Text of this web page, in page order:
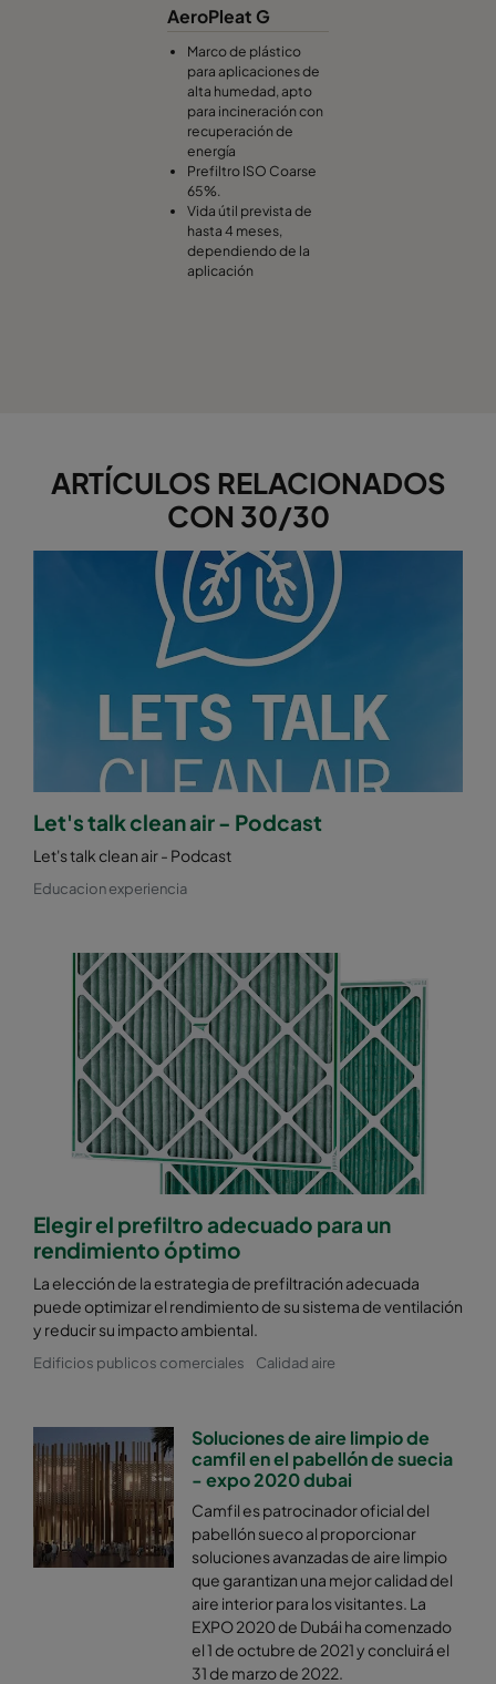
AeroPleat G
Marco de plástico
para aplicaciones de
alta humedad, apto
para incineración con
recuperación de
energía
Prefiltro ISO Coarse
65%.
Vida útil prevista de
hasta 4 meses,
dependiendo de la
aplicación
ARTÍCULOS RELACIONADOS
CON 30/30
Let's talk clean air - Podcast
Let's talk clean air - Podcast
Educacion experiencia
Elegir el prefiltro adecuado para un
rendimiento óptimo
La elección de la estrategia de prefiltración adecuada
puede optimizar el rendimiento de su sistema de ventilación
y reducir su impacto ambiental.
Edificios publicos comerciales Calidad aire
Soluciones de aire limpio de
camfil en el pabellón de suecia
- expo 2020 dubai
Camfil es patrocinador oficial del
pabellón sueco al proporcionar
soluciones avanzadas de aire limpio
que garantizan una mejor calidad del
aire interior para los visitantes. La
EXPO 2020 de Dubái ha comenzado
el 1 de octubre de 2021 y concluirá el
31 de marzo de 2022.